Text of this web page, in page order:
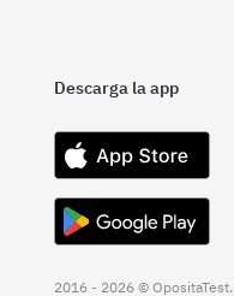
Descarga la app
2016 - 2026 © OpositaTest.